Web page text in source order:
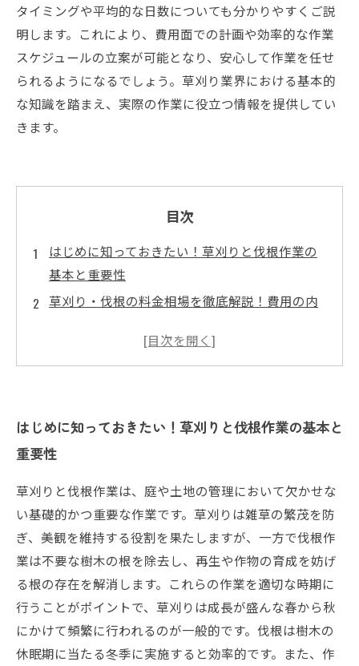
タイミングや平均的な日数についても分かりやすくご説
明します。これにより、費用面での計画や効率的な作業
スケジュールの立案が可能となり、安心して作業を任せ
られるようになるでしょう。草刈り業界における基本的
な知識を踏まえ、実際の作業に役立つ情報を提供してい
きます。
目次
はじめに知っておきたい！草刈りと伐根作業の
基本と重要性
草刈り・伐根の料金相場を徹底解説！費用の内
作業にかかる日数と最適な時期とは？ベストタ
ントと注意点
まとめ：料金相場と作業時期を理解して安心し
草刈り業界の最新トレンドと便利なサービスの
紹介
実際の声から学ぶ！草刈り伐根依頼時のよくあ
る質問と回答
はじめに知っておきたい！草刈りと伐根作業の基本と
重要性
草刈りと伐根作業は、庭や土地の管理において欠かせな
い基礎的かつ重要な作業です。草刈りは雑草の繁茂を防
ぎ、美観を維持する役割を果たしますが、一方で伐根作
業は不要な樹木の根を除去し、再生や作物の育成を妨げ
る根の存在を解消します。これらの作業を適切な時期に
行うことがポイントで、草刈りは成長が盛んな春から秋
にかけて頻繁に行われるのが一般的です。伐根は樹木の
休眠期に当たる冬季に実施すると効率的です。また、作